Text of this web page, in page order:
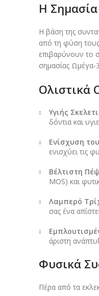
Η
Η βάση της
από τη φύση
επιβαρύνουν το
σημασίας Ωμέγα-
Ολιστικά
Υγιής
δόντια και
Ενίσχυση
ενισχύει τις
Βέλτιστη
MOS) και
Λαμπερό
σας ένα
άριστη
Φυσικά
Πέρα από τα